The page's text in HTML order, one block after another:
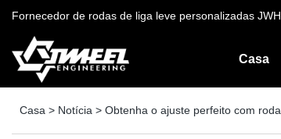
Fornecedor de rodas de liga leve personalizadas
Casa
Casa > Notícia > Obtenha o ajuste perfeito com